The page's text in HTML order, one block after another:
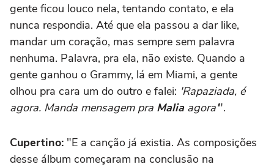
gente ficou louco nela, tentando contato, e ela
nunca respondia. Até que ela passou a dar like,
mandar um coração, mas sempre sem palavra
nenhuma. Palavra, pra ela, não existe. Quando a
gente ganhou o Grammy, lá em Miami, a gente
olhou pra cara um do outro e falei: 'Rapaziada, é
agora. Manda mensagem pra Maliaagora'".
Cupertino: "E a canção já existia. As composições
desse álbum começaram na conclusão na